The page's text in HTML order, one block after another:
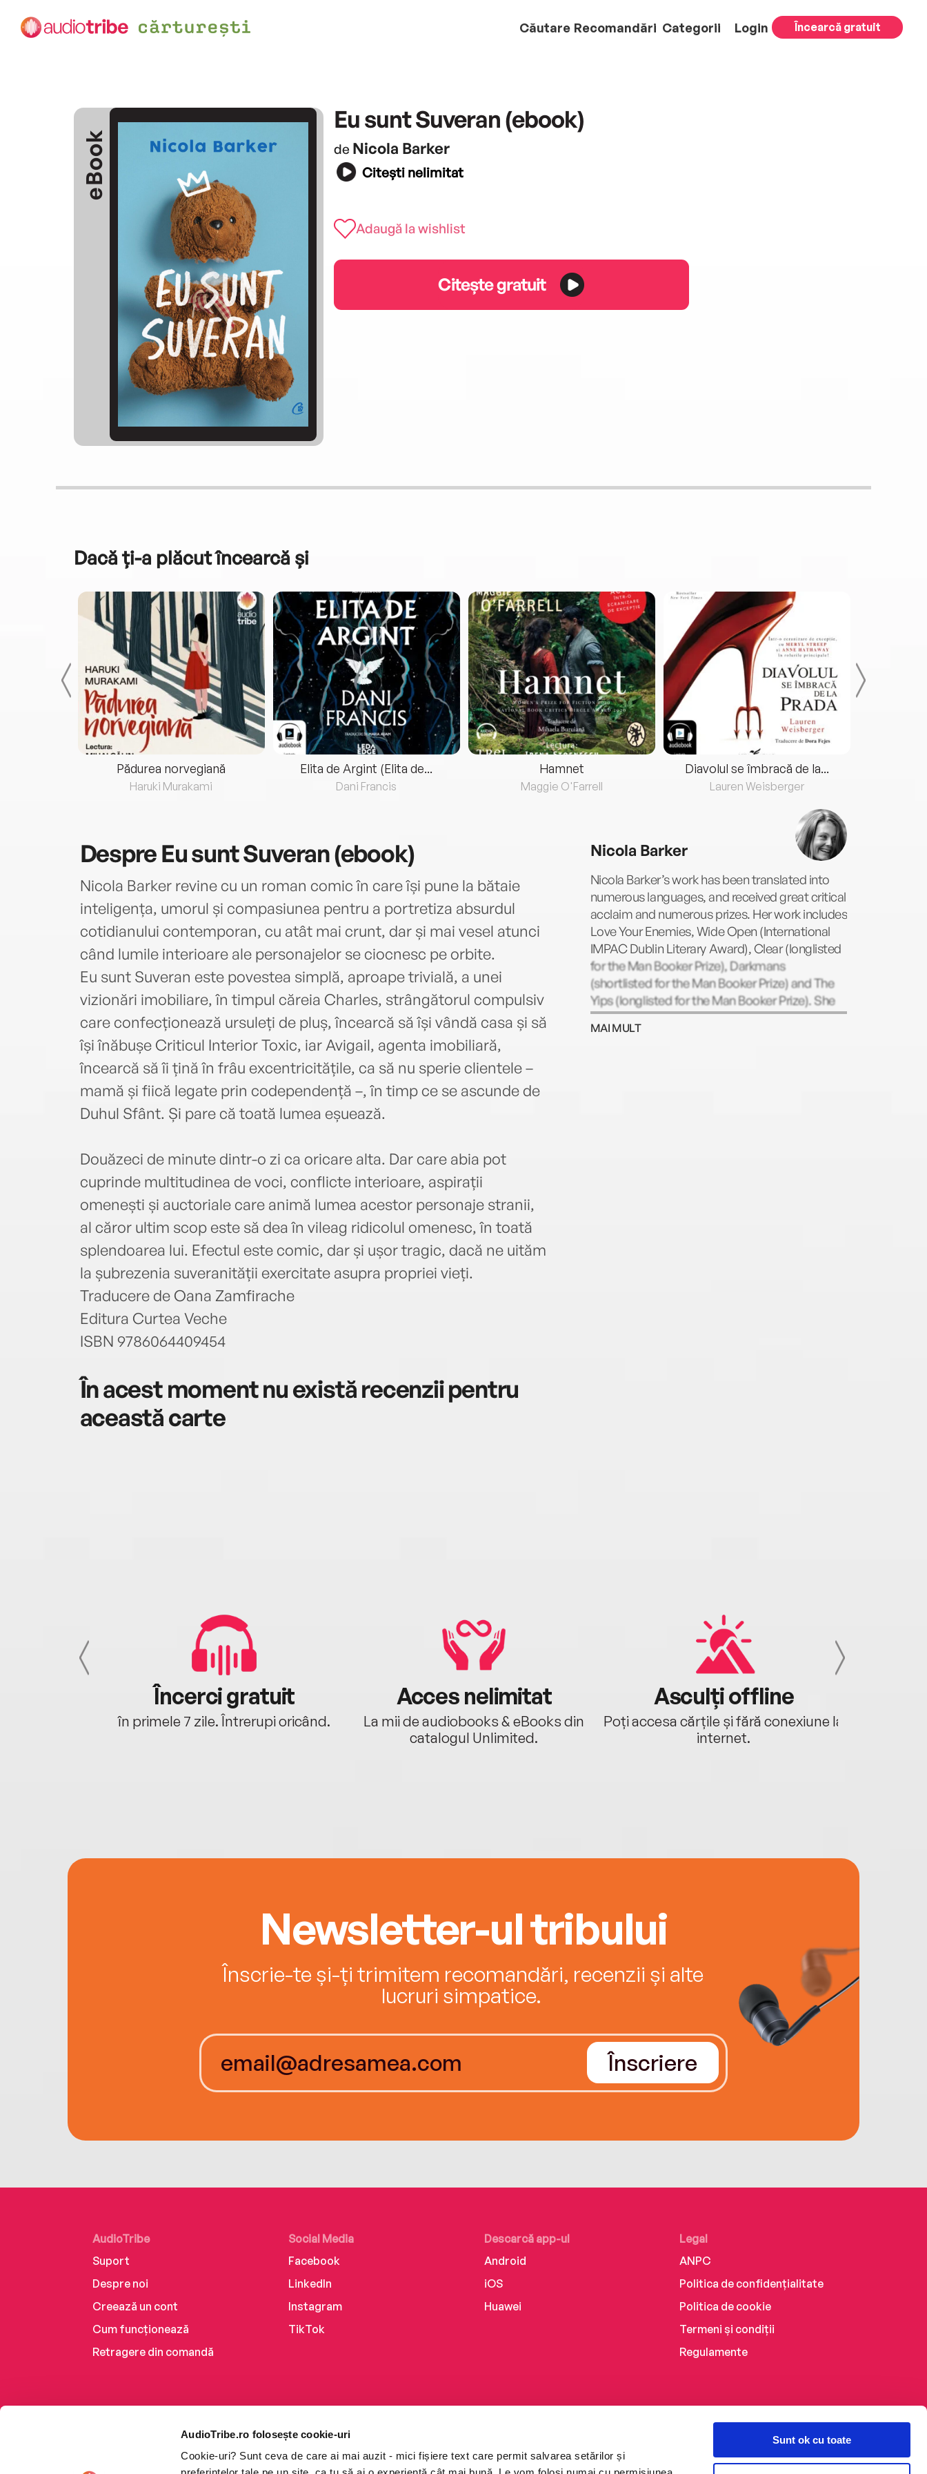
AudioTribe.ro folosește cookie-uri
Cookie-uri? Sunt ceva de care ai mai auzit - mici fișiere text care permit salvarea setărilor și
Sunt ok cu toate
Căutare Recomandări Categorii Login Încearcă gratuit
eBook
Eu sunt Suveran (ebook)
de Nicola Barker
Citești nelimitat
Adaugă la wishlist
Citește gratuit
Dacă ți-a plăcut încearcă și
Pădurea norvegiană
Haruki Murakami
Elita de Argint (Elita de...
Dani Francis
Hamnet
Maggie O'Farrell
Diavolul se îmbracă de la...
Lauren Weisberger
DespreEu sunt Suveran (ebook)
Nicola Barker revine cu un roman comic în care își pune la bătaie
inteligența, umorul și compasiunea pentru a portretiza absurdul
cotidianului contemporan, cu atât mai crunt, dar și mai vesel atunci
când lumile interioare ale personajelor se ciocnesc pe orbite.
Eu sunt Suveran este povestea simplă, aproape trivială, a unei
vizionări imobiliare, în timpul căreia Charles, strângătorul compulsiv
care confecționează ursuleți de pluș, încearcă să își vândă casa și să
își înăbușe Criticul Interior Toxic, iar Avigail, agenta imobiliară,
încearcă să îi țină în frâu excentricitățile, ca să nu sperie clientele –
mamă și fiică legate prin codependență –, în timp ce se ascunde de
Duhul Sfânt. Și pare că toată lumea eșuează.
Douăzeci de minute dintr-o zi ca oricare alta. Dar care abia pot
cuprinde multitudinea de voci, conflicte interioare, aspirații
omenești și auctoriale care animă lumea acestor personaje stranii,
al căror ultim scop este să dea în vileag ridicolul omenesc, în toată
splendoarea lui. Efectul este comic, dar și ușor tragic, dacă ne uităm
la șubrezenia suveranității exercitate asupra propriei vieți.
Traducere de Oana Zamfirache
Editura Curtea Veche
ISBN 9786064409454
În acest moment nu există recenzii pentru
această carte
Nicola Barker
Nicola Barker’s work has been translated into
numerous languages, and received great critical
acclaim and numerous prizes. Her work includes
Love Your Enemies, Wide Open (International
IMPAC Dublin Literary Award), Clear (longlisted
for the Man Booker Prize), Darkmans
(shortlisted for the Man Booker Prize) and The
Yips (longlisted for the Man Booker Prize). She
was named as one of Granta’s 20 Best Young
British Novelists by in 2005.
MAI MULT
Încerci gratuit
în primele 7 zile. Întrerupi oricând.
Acces nelimitat
La mii de audiobooks & eBooks din
catalogul Unlimited.
Asculți offline
Poți accesa cărțile și fără conexiune la
internet.
Newsletter-ul tribului
Înscrie-te și-ți trimitem recomandări, recenzii și alte
lucruri simpatice.
Înscriere
AudioTribe
Suport
Despre noi
Creează un cont
Cum funcționează
Retragere din comandă
Social Media
Facebook
LinkedIn
Instagram
TikTok
Descarcă app-ul
Android
iOS
Huawei
Legal
ANPC
Politica de confidențialitate
Politica de cookie
Termeni și condiții
Regulamente